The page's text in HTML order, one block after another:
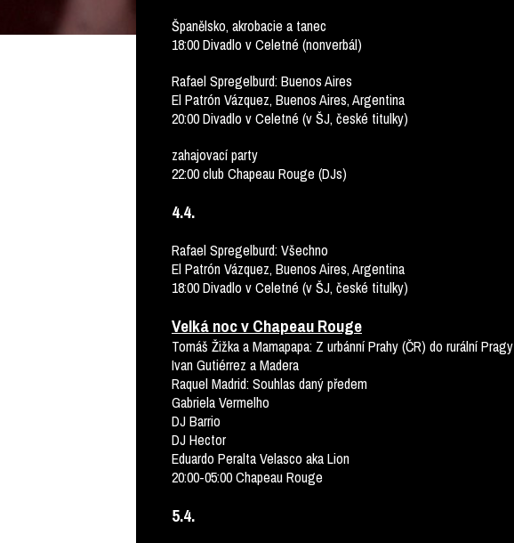
Španělsko, akrobacie a tanec
18:00 Divadlo v Celetné (nonverbál)
Rafael Spregelburd: Buenos Aires
El Patrón Vázquez, Buenos Aires, Argentina
20:00 Divadlo v Celetné (v ŠJ, české titulky)
zahajovací party
22:00 club Chapeau Rouge (DJs)
4.4.
Rafael Spregelburd: Všechno
El Patrón Vázquez, Buenos Aires, Argentina
18:00 Divadlo v Celetné (v ŠJ, české titulky)
Velká noc v Chapeau Rouge
Tomáš Žižka a Mamapapa: Z urbánní Prahy (ČR) do rurální Pragy
Ivan Gutiérrez a Madera
Raquel Madrid: Souhlas daný předem
Gabriela Vermelho
DJ Barrio
DJ Hector
Eduardo Peralta Velasco aka Lion
20:00-05:00 Chapeau Rouge
5.4.